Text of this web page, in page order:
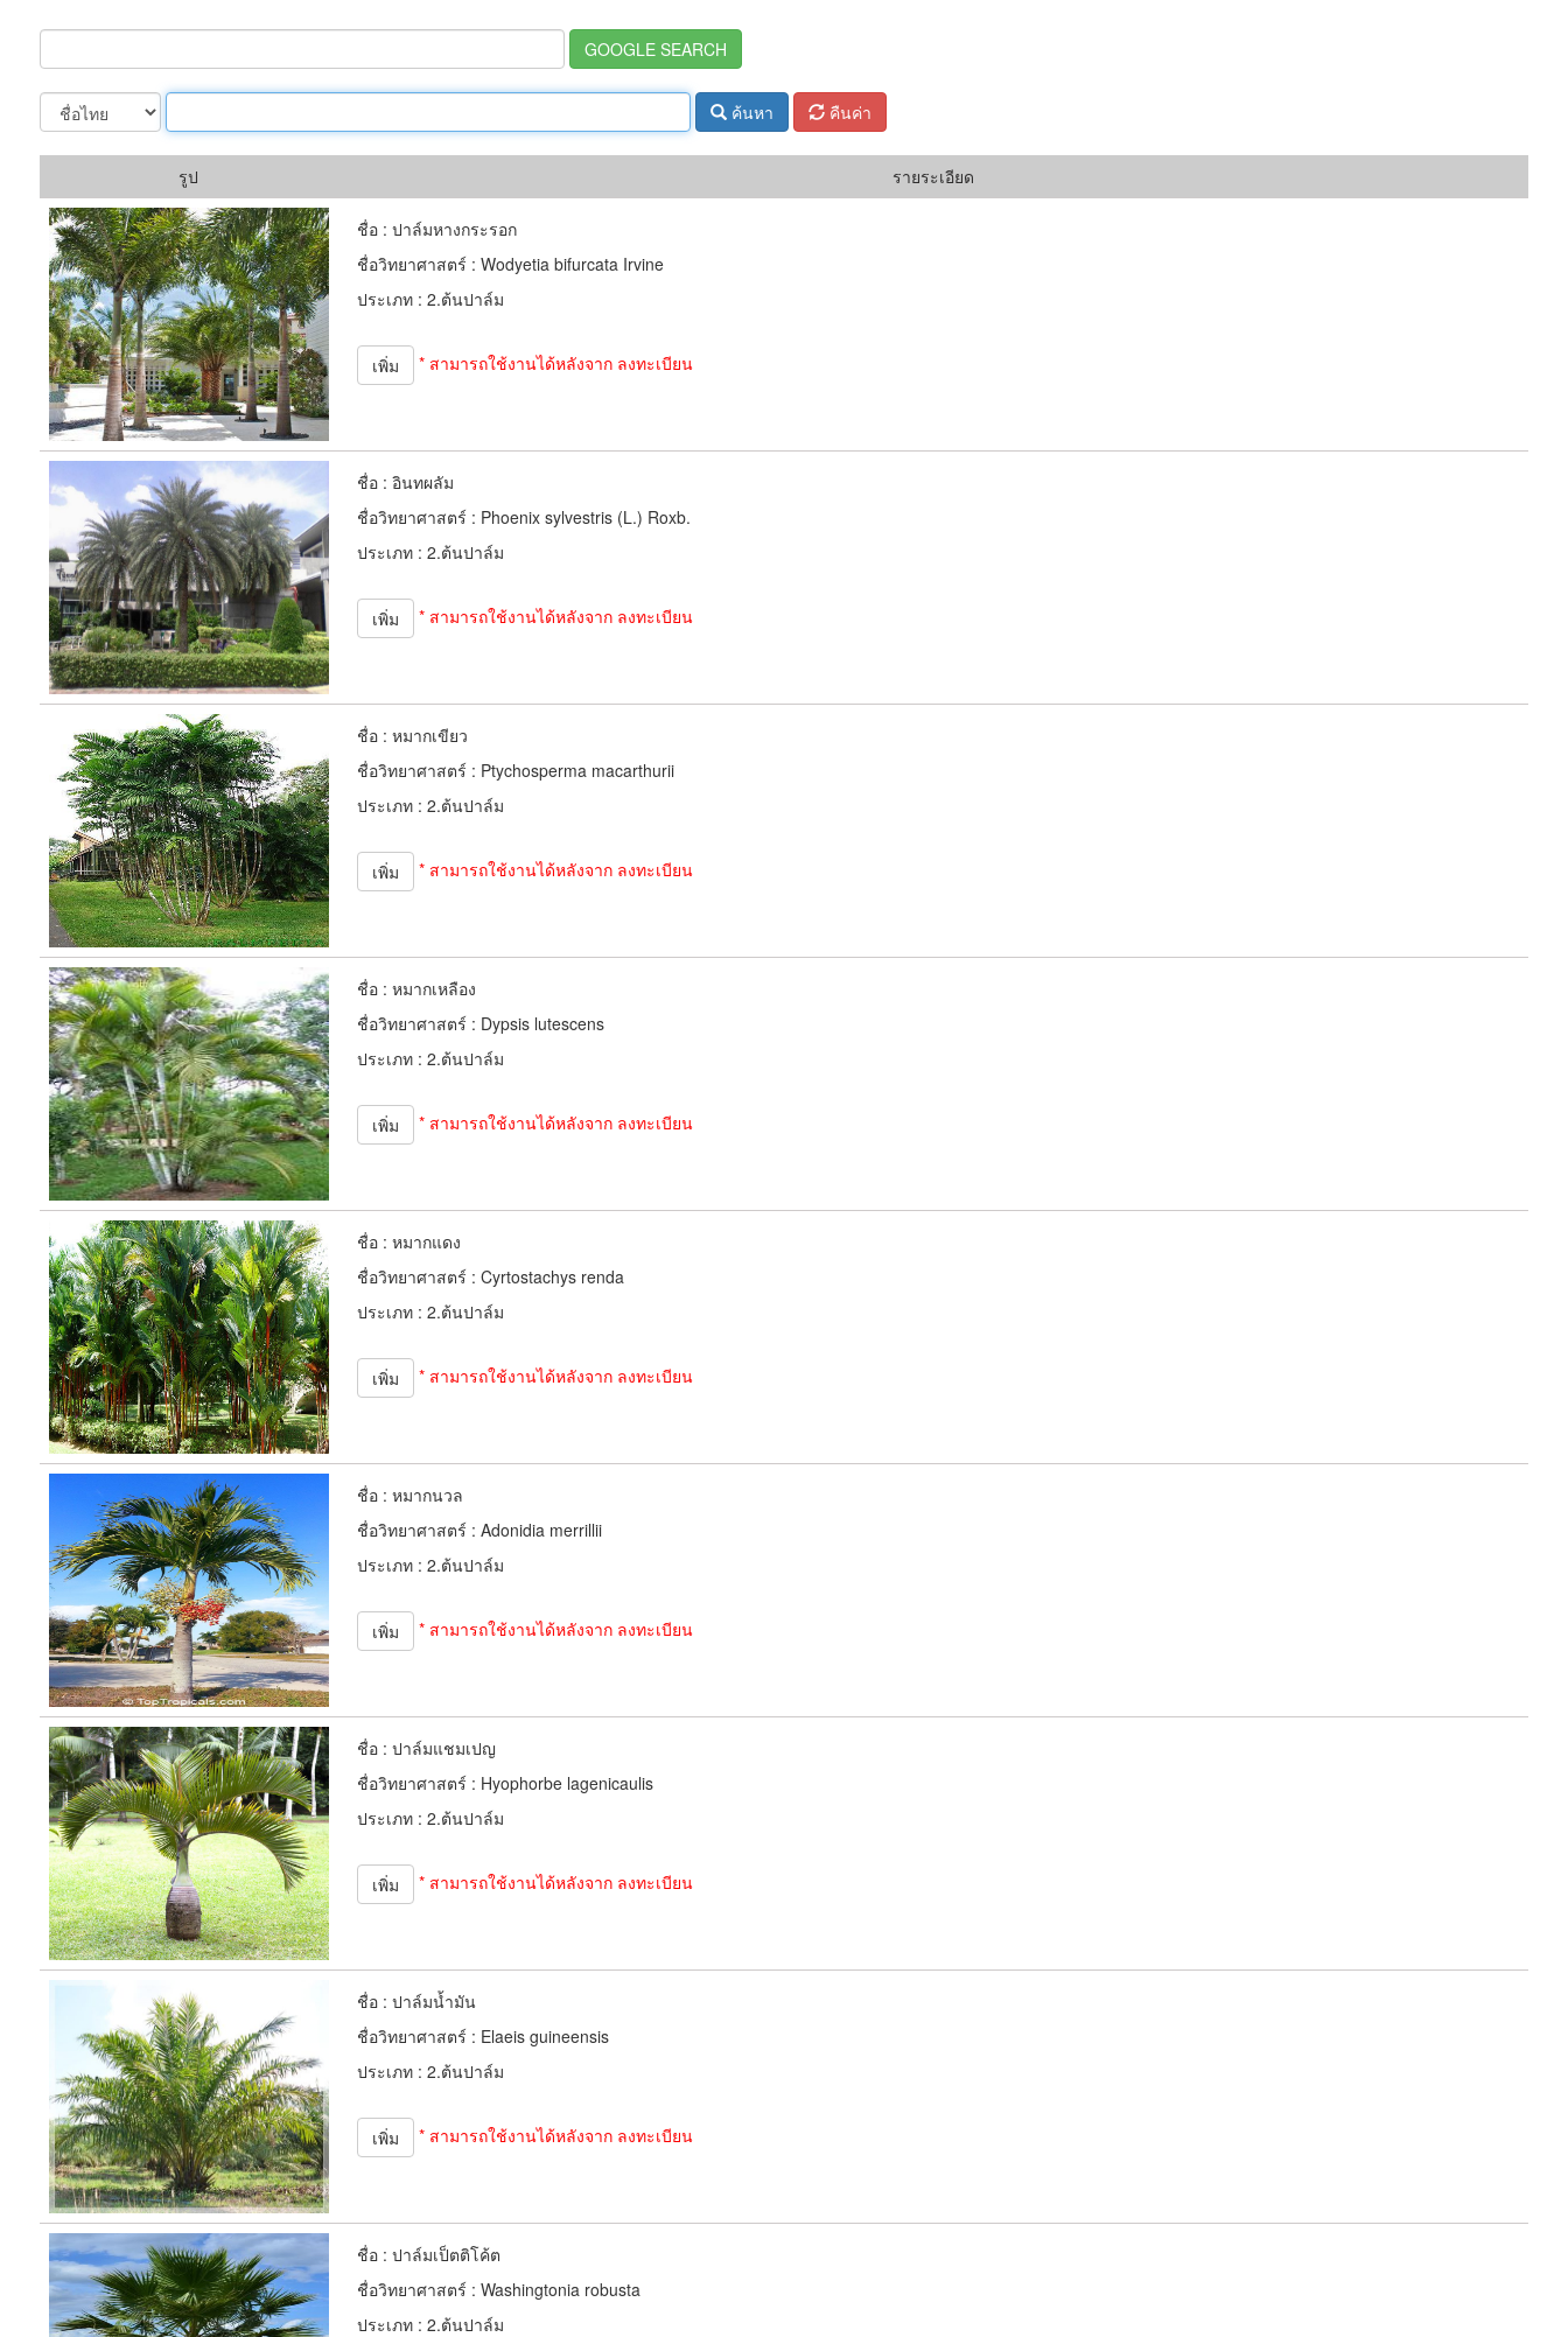
ค้นหา คืนค่า
รูป รายระเอียด
ชื่อ : ปาล์มหางกระรอก
ชื่อวิทยาศาสตร์ : Wodyetia bifurcata Irvine
ประเภท : 2.ต้นปาล์ม
เพิ่ม * สามารถใช้งานได้หลังจาก ลงทะเบียน
ชื่อ : อินทผลัม
ชื่อวิทยาศาสตร์ : Phoenix sylvestris (L.) Roxb.
ประเภท : 2.ต้นปาล์ม
เพิ่ม * สามารถใช้งานได้หลังจาก ลงทะเบียน
ชื่อ : หมากเขียว
ชื่อวิทยาศาสตร์ : Ptychosperma macarthurii
ประเภท : 2.ต้นปาล์ม
เพิ่ม * สามารถใช้งานได้หลังจาก ลงทะเบียน
ชื่อ : หมากเหลือง
ชื่อวิทยาศาสตร์ : Dypsis lutescens
ประเภท : 2.ต้นปาล์ม
เพิ่ม * สามารถใช้งานได้หลังจาก ลงทะเบียน
ชื่อ : หมากแดง
ชื่อวิทยาศาสตร์ : Cyrtostachys renda
ประเภท : 2.ต้นปาล์ม
เพิ่ม * สามารถใช้งานได้หลังจาก ลงทะเบียน
ชื่อ : หมากนวล
ชื่อวิทยาศาสตร์ : Adonidia merrillii
ประเภท : 2.ต้นปาล์ม
เพิ่ม * สามารถใช้งานได้หลังจาก ลงทะเบียน
ชื่อ : ปาล์มแชมเปญ
ชื่อวิทยาศาสตร์ : Hyophorbe lagenicaulis
ประเภท : 2.ต้นปาล์ม
เพิ่ม * สามารถใช้งานได้หลังจาก ลงทะเบียน
ชื่อ : ปาล์มน้ำมัน
ชื่อวิทยาศาสตร์ : Elaeis guineensis
ประเภท : 2.ต้นปาล์ม
เพิ่ม * สามารถใช้งานได้หลังจาก ลงทะเบียน
ชื่อ : ปาล์มเป็ตติโค้ต
ชื่อวิทยาศาสตร์ : Washingtonia robusta
ประเภท : 2.ต้นปาล์ม